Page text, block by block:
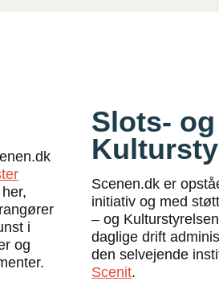
i
og
Slots- og
Scenen.dk er
initiativ og med
– og
daglige drift
den selvejende
Scenit.